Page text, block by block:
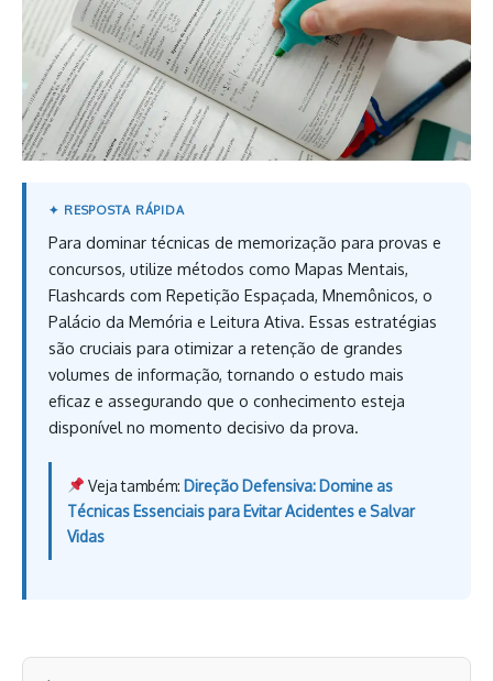
Para dominar técnicas de memorização para provas e
concursos, utilize métodos como Mapas Mentais,
Flashcards com Repetição Espaçada, Mnemônicos, o
Palácio da Memória e Leitura Ativa. Essas estratégias
são cruciais para otimizar a retenção de grandes
volumes de informação, tornando o estudo mais
eficaz e assegurando que o conhecimento esteja
disponível no momento decisivo da prova.
Veja também: Direção Defensiva: Domine as
Técnicas Essenciais para Evitar Acidentes e Salvar
Vidas